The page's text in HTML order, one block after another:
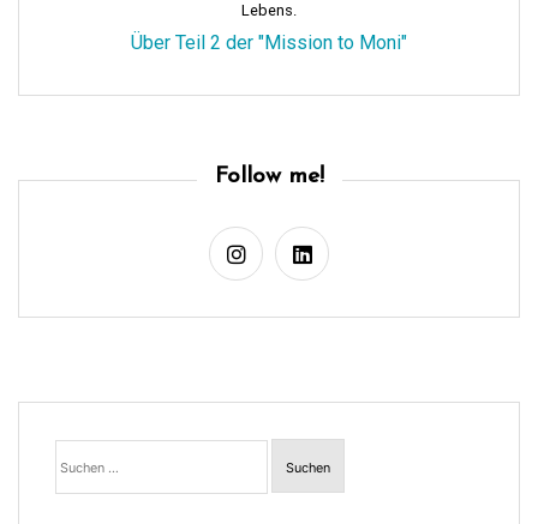
Lebens.
Über Teil 2 der "Mission to Moni"
Follow me!
Suchen
nach: